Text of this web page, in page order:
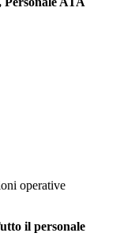
operative
il personale